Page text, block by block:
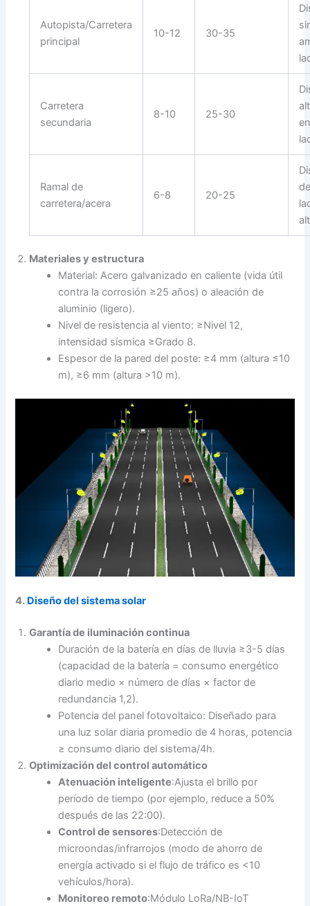
Autopista/Carretera
principal
10-12 30-35
Carretera
secundaria
8-10 25-30
Ramal de
carretera/acera
6-8 20-25
Materiales y estructura
Material: Acero galvanizado en caliente (vida útil
contra la corrosión ≥25 años) o aleación de
aluminio (ligero).
Nivel de resistencia al viento: ≥Nivel 12,
intensidad sísmica ≥Grado 8.
Espesor de la pared del poste: ≥4 mm (altura ≤10
m), ≥6 mm (altura >10 m).
4. Diseño del sistema solar
Garantía de iluminación continua
Duración de la batería en días de lluvia ≥3-5 días
(capacidad de la batería = consumo energético
diario medio × número de días × factor de
redundancia 1,2).
Potencia del panel fotovoltaico: Diseñado para
una luz solar diaria promedio de 4 horas, potencia
≥ consumo diario del sistema/4h.
Optimización del control automático
Atenuación inteligente:Ajusta el brillo por
período de tiempo (por ejemplo, reduce a 50%
después de las 22:00).
Control de sensores:Detección de
microondas/infrarrojos (modo de ahorro de
energía activado si el flujo de tráfico es <10
vehículos/hora).
Monitoreo remoto:Módulo LoRa/NB-IoT